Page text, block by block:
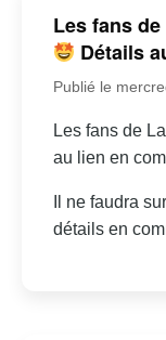
Les fans
Détails
Publié le
Les fans de
au lien en
Il ne faudra
détails en